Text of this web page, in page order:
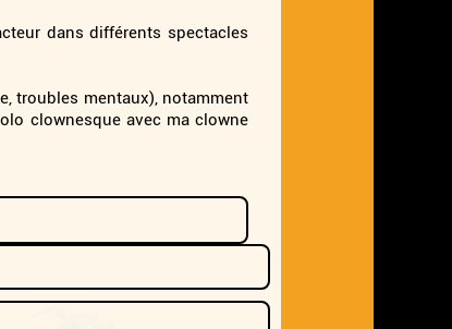
dans différents spectacles
troubles mentaux), notamment
clownesque avec ma clowne